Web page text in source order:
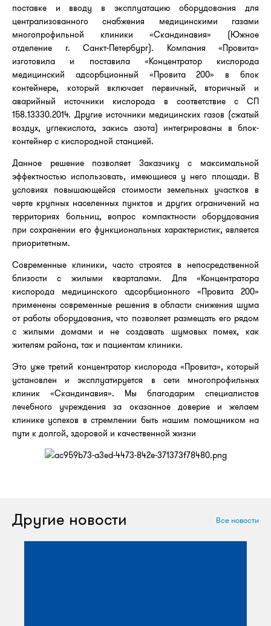
поставке и вводу в эксплуатацию оборудования для
централизованного снабжения медицинскими газами
многопрофильной клиники «Скандинавия» (Южное
отделение г. Санкт-Петербург). Компания «Провита»
изготовила и поставила «Концентратор кислорода
медицинский адсорбционный «Провита 200» в блок
контейнере, который включает первичный, вторичный и
аварийный источники кислорода в соответствие с СП
158.13330.2014. Другие источники медицинских газов (сжатый
воздух, углекислота, закись азота) интегрированы в блок-
контейнер с кислородной станцией.
Данное решение позволяет Заказчику с максимальной
эффектностью использовать, имеющиеся у него площади. В
условиях повышающейся стоимости земельных участков в
черте крупных населенных пунктов и других ограничений на
территориях больниц, вопрос компактности оборудования
при сохранении его функциональных характеристик, является
приоритетным.
Современные клиники, часто строятся в непосредственной
близости с жилыми кварталами. Для «Концентратора
кислорода медицинского адсорбционного «Провита 200»
применены современные решения в области снижения шума
от работы оборудования, что позволяет размещать его рядом
с жилыми домами и не создавать шумовых помех, как
жителям района, так и пациентам клиники.
Это уже третий концентратор кислорода «Провита», который
установлен и эксплуатируется в сети многопрофильных
клиник «Скандинавия». Мы благодарим специалистов
лечебного учреждения за оказанное доверие и желаем
клинике успехов в стремлении быть нашим помощником на
пути к долгой, здоровой и качественной жизни
Другие новости Все новости